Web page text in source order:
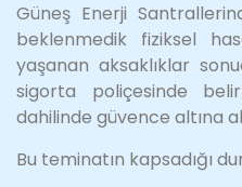
Güneş Enerji
beklenmedik fiziksel
yaşanan aksaklıklar
sigorta poliçesinde
dahilinde güvence altına
Bu teminatın kapsadığı